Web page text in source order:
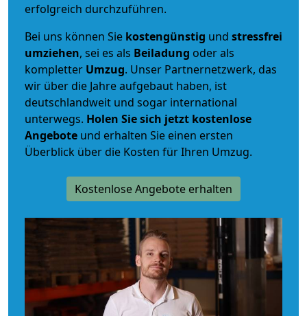
erfolgreich durchzuführen.
Bei uns können Sie kostengünstig und stressfrei
umziehen, sei es als Beiladung oder als
kompletter Umzug. Unser Partnernetzwerk, das
wir über die Jahre aufgebaut haben, ist
deutschlandweit und sogar international
unterwegs. Holen Sie sich jetzt kostenlose
Angebote und erhalten Sie einen ersten
Überblick über die Kosten für Ihren Umzug.
Kostenlose Angebote erhalten